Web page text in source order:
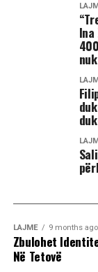
LAJME 9 months ago
Zbulohet
Në Tetovë